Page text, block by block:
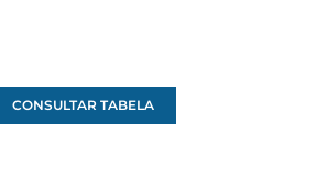
CONSULTAR TABELA